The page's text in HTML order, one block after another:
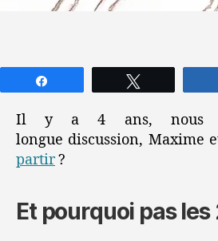
Il y a 4 ans, nous
longue discussion, Maxime
partir?
Et pourquoi pas les